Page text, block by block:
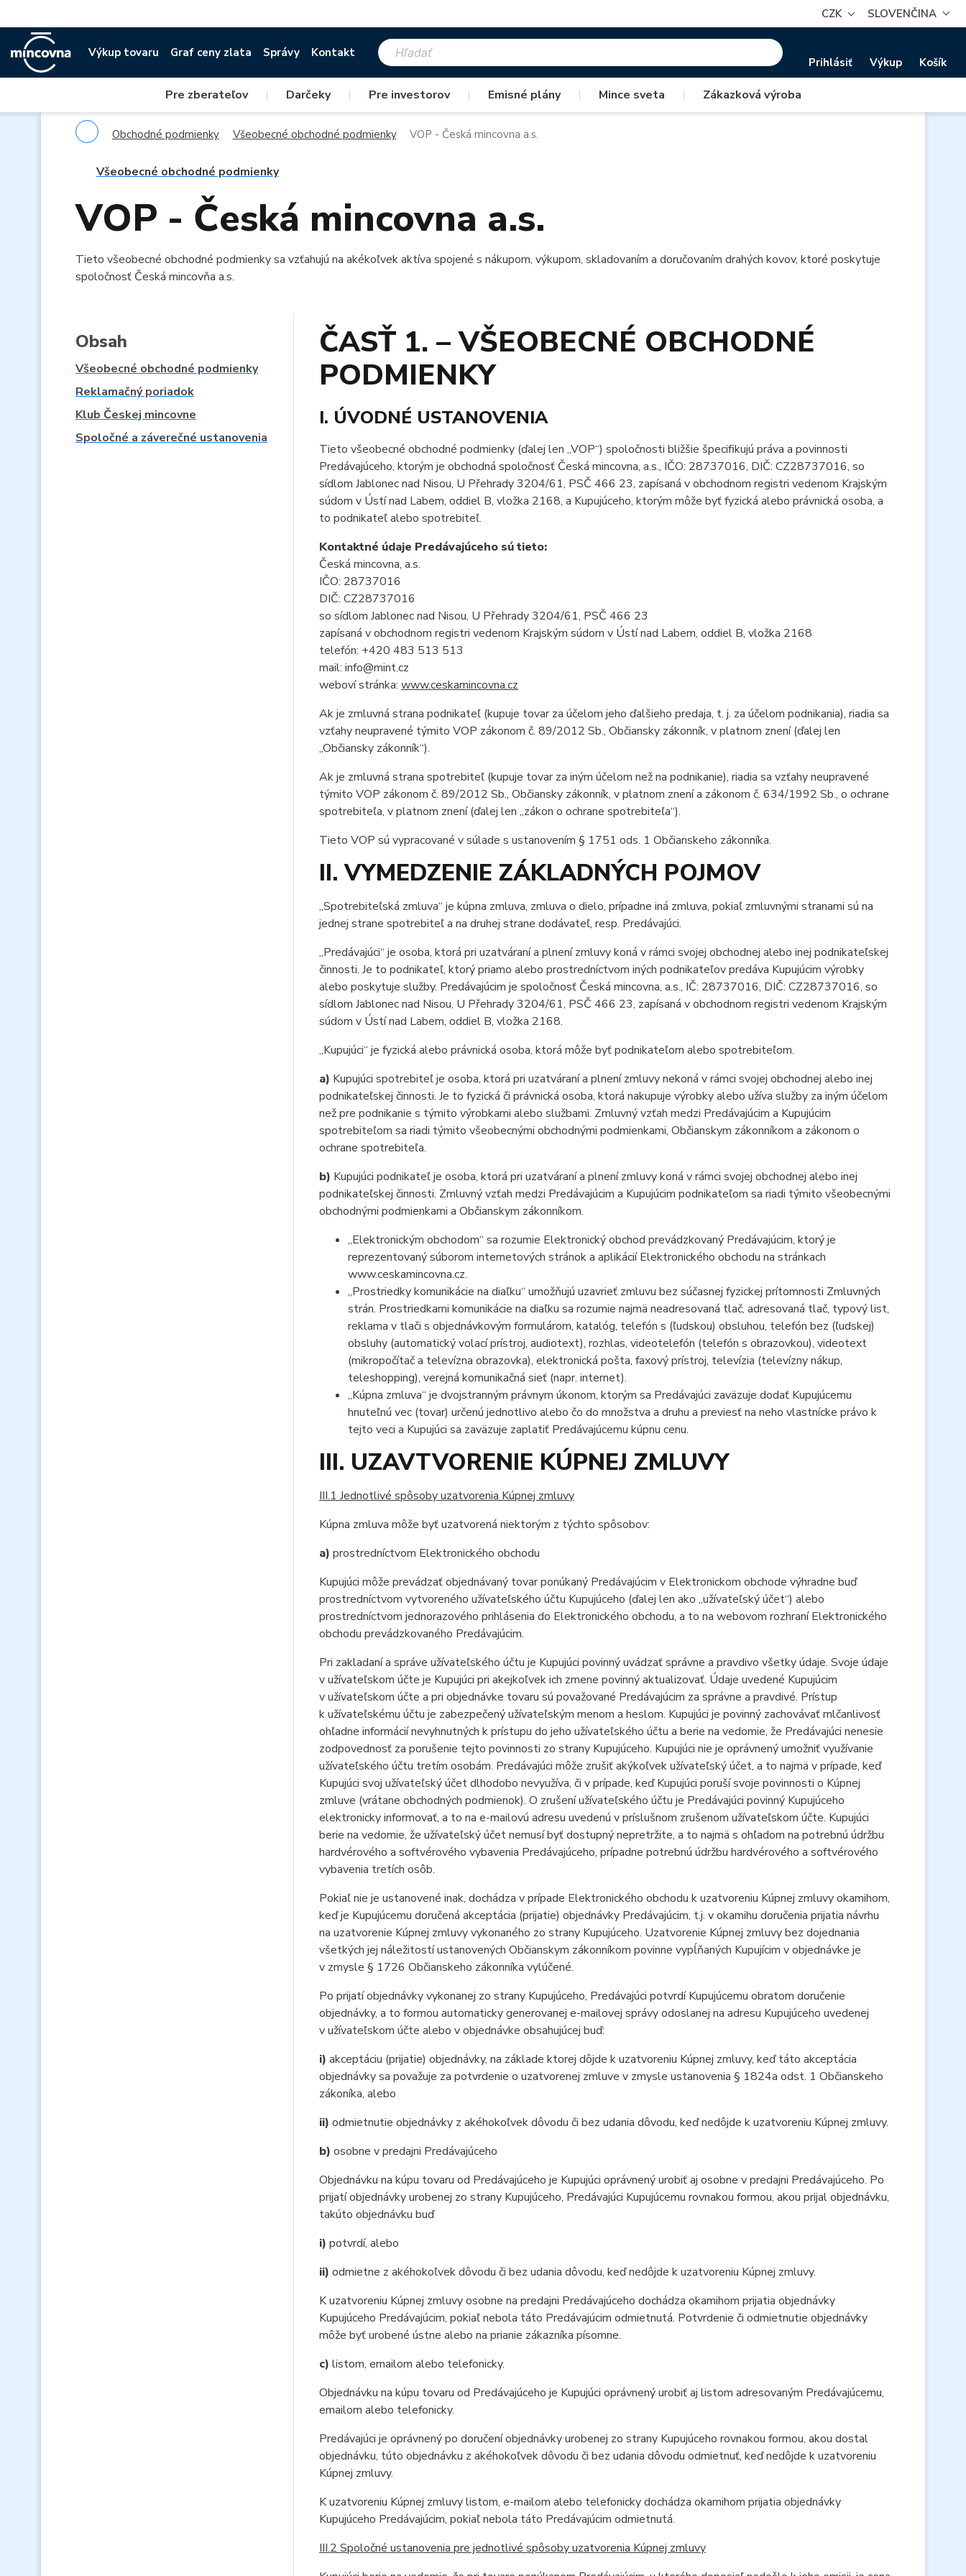
CZK SLOVENČINA
Výkup tovaru Graf ceny zlata Správy Kontakt
Prihlásiť Výkup Košík
Pre zberateľov | Darčeky | Pre investorov | Emisné plány | Mince sveta | Zákazková výroba
Obchodné podmienky Všeobecné obchodné podmienky VOP - Česká mincovna a.s.
Všeobecné obchodné podmienky
VOP - Česká mincovna a.s.
Tieto všeobecné obchodné podmienky sa vzťahujú na akékoľvek aktíva spojené s nákupom, výkupom, skladovaním a doručovaním drahých kovov, ktoré poskytuje
spoločnosť Česká mincovňa a.s.
Obsah
Všeobecné obchodné podmienky
Reklamačný poriadok
Klub Českej mincovne
Spoločné a záverečné ustanovenia
ČASŤ 1. – VŠEOBECNÉ OBCHODNÉ
PODMIENKY
I. ÚVODNÉ USTANOVENIA
Tieto všeobecné obchodné podmienky (ďalej len „VOP“) spoločnosti bližšie špecifikujú práva a povinnosti
Predávajúceho, ktorým je obchodná spoločnosť Česká mincovna, a.s., IČO: 28737016, DIČ: CZ28737016, so
sídlom Jablonec nad Nisou, U Přehrady 3204/61, PSČ 466 23, zapísaná v obchodnom registri vedenom Krajským
súdom v Ústí nad Labem, oddiel B, vložka 2168, a Kupujúceho, ktorým môže byť fyzická alebo právnická osoba, a
to podnikateľ alebo spotrebiteľ.
Kontaktné údaje Predávajúceho sú tieto:
Česká mincovna, a.s.
IČO: 28737016
DIČ: CZ28737016
so sídlom Jablonec nad Nisou, U Přehrady 3204/61, PSČ 466 23
zapísaná v obchodnom registri vedenom Krajským súdom v Ústí nad Labem, oddiel B, vložka 2168
telefón: +420 483 513 513
mail: info@mint.cz
weboví stránka: www.ceskamincovna.cz
Ak je zmluvná strana podnikateľ (kupuje tovar za účelom jeho ďalšieho predaja, t. j. za účelom podnikania), riadia sa
vzťahy neupravené týmito VOP zákonom č. 89/2012 Sb., Občiansky zákonník, v platnom znení (ďalej len
„Občiansky zákonník“).
Ak je zmluvná strana spotrebiteľ (kupuje tovar za iným účelom než na podnikanie), riadia sa vzťahy neupravené
týmito VOP zákonom č. 89/2012 Sb., Občiansky zákonník, v platnom znení a zákonom č. 634/1992 Sb., o ochrane
spotrebiteľa, v platnom znení (ďalej len „zákon o ochrane spotrebiteľa“).
Tieto VOP sú vypracované v súlade s ustanovením § 1751 ods. 1 Občianskeho zákonníka.
II. VYMEDZENIE ZÁKLADNÝCH POJMOV
„Spotrebiteľská zmluva“ je kúpna zmluva, zmluva o dielo, prípadne iná zmluva, pokiaľ zmluvnými stranami sú na
jednej strane spotrebiteľ a na druhej strane dodávateľ, resp. Predávajúci.
„Predávajúci“ je osoba, ktorá pri uzatváraní a plnení zmluvy koná v rámci svojej obchodnej alebo inej podnikateľskej
činnosti. Je to podnikateľ, ktorý priamo alebo prostredníctvom iných podnikateľov predáva Kupujúcim výrobky
alebo poskytuje služby. Predávajúcim je spoločnosť Česká mincovna, a.s., IČ: 28737016, DIČ: CZ28737016, so
sídlom Jablonec nad Nisou, U Přehrady 3204/61, PSČ 466 23, zapísaná v obchodnom registri vedenom Krajským
súdom v Ústí nad Labem, oddiel B, vložka 2168.
„Kupujúci“ je fyzická alebo právnická osoba, ktorá môže byť podnikateľom alebo spotrebiteľom.
a) Kupujúci spotrebiteľ je osoba, ktorá pri uzatváraní a plnení zmluvy nekoná v rámci svojej obchodnej alebo inej
podnikateľskej činnosti. Je to fyzická či právnická osoba, ktorá nakupuje výrobky alebo užíva služby za iným účelom
než pre podnikanie s týmito výrobkami alebo službami. Zmluvný vzťah medzi Predávajúcim a Kupujúcim
spotrebiteľom sa riadi týmito všeobecnými obchodnými podmienkami, Občianskym zákonníkom a zákonom o
ochrane spotrebiteľa.
b) Kupujúci podnikateľ je osoba, ktorá pri uzatváraní a plnení zmluvy koná v rámci svojej obchodnej alebo inej
podnikateľskej činnosti. Zmluvný vzťah medzi Predávajúcim a Kupujúcim podnikateľom sa riadi týmito všeobecnými
obchodnými podmienkami a Občianskym zákonníkom.
„Elektronickým obchodom“ sa rozumie Elektronický obchod prevádzkovaný Predávajúcim, ktorý je
reprezentovaný súborom internetových stránok a aplikácií Elektronického obchodu na stránkach
www.ceskamincovna.cz.
„Prostriedky komunikácie na diaľku“ umožňujú uzavrieť zmluvu bez súčasnej fyzickej prítomnosti Zmluvných
strán. Prostriedkami komunikácie na diaľku sa rozumie najmä neadresovaná tlač, adresovaná tlač, typový list,
reklama v tlači s objednávkovým formulárom, katalóg, telefón s (ľudskou) obsluhou, telefón bez (ľudskej)
obsluhy (automatický volací prístroj, audiotext), rozhlas, videotelefón (telefón s obrazovkou), videotext
(mikropočítač a televízna obrazovka), elektronická pošta, faxový prístroj, televízia (televízny nákup,
teleshopping), verejná komunikačná sieť (napr. internet).
„Kúpna zmluva“ je dvojstranným právnym úkonom, ktorým sa Predávajúci zaväzuje dodať Kupujúcemu
hnuteľnú vec (tovar) určenú jednotlivo alebo čo do množstva a druhu a previesť na neho vlastnícke právo k
tejto veci a Kupujúci sa zaväzuje zaplatiť Predávajúcemu kúpnu cenu.
III. UZAVTVORENIE KÚPNEJ ZMLUVY
III.1 Jednotlivé spôsoby uzatvorenia Kúpnej zmluvy
Kúpna zmluva môže byť uzatvorená niektorým z týchto spôsobov:
a) prostredníctvom Elektronického obchodu
Kupujúci môže prevádzať objednávaný tovar ponúkaný Predávajúcim v Elektronickom obchode výhradne buď
prostredníctvom vytvoreného užívateľského účtu Kupujúceho (ďalej len ako „užívateľský účet“) alebo
prostredníctvom jednorazového prihlásenia do Elektronického obchodu, a to na webovom rozhraní Elektronického
obchodu prevádzkovaného Predávajúcim.
Pri zakladaní a správe užívateľského účtu je Kupujúci povinný uvádzať správne a pravdivo všetky údaje. Svoje údaje
v užívateľskom účte je Kupujúci pri akejkoľvek ich zmene povinný aktualizovať. Údaje uvedené Kupujúcim
v užívateľskom účte a pri objednávke tovaru sú považované Predávajúcim za správne a pravdivé. Prístup
k užívateľskému účtu je zabezpečený užívateľským menom a heslom. Kupujúci je povinný zachovávať mlčanlivosť
ohľadne informácií nevyhnutných k prístupu do jeho užívateľského účtu a berie na vedomie, že Predávajúci nenesie
zodpovednosť za porušenie tejto povinnosti zo strany Kupujúceho. Kupujúci nie je oprávnený umožniť využívanie
užívateľského účtu tretím osobám. Predávajúci môže zrušiť akýkoľvek užívateľský účet, a to najmä v prípade, keď
Kupujúci svoj užívateľský účet dlhodobo nevyužíva, či v prípade, keď Kupujúci poruší svoje povinnosti o Kúpnej
zmluve (vrátane obchodných podmienok). O zrušení užívateľského účtu je Predávajúci povinný Kupujúceho
elektronicky informovať, a to na e-mailovú adresu uvedenú v príslušnom zrušenom užívateľskom účte. Kupujúci
berie na vedomie, že užívateľský účet nemusí byť dostupný nepretržite, a to najmä s ohľadom na potrebnú údržbu
hardvérového a softvérového vybavenia Predávajúceho, prípadne potrebnú údržbu hardvérového a softvérového
vybavenia tretích osôb.
Pokiaľ nie je ustanovené inak, dochádza v prípade Elektronického obchodu k uzatvoreniu Kúpnej zmluvy okamihom,
keď je Kupujúcemu doručená akceptácia (prijatie) objednávky Predávajúcim, t.j. v okamihu doručenia prijatia návrhu
na uzatvorenie Kúpnej zmluvy vykonaného zo strany Kupujúceho. Uzatvorenie Kúpnej zmluvy bez dojednania
všetkých jej náležitostí ustanovených Občianskym zákonníkom povinne vypĺňaných Kupujícim v objednávke je
v zmysle § 1726 Občianskeho zákonníka vylúčené.
Po prijatí objednávky vykonanej zo strany Kupujúceho, Predávajúci potvrdí Kupujúcemu obratom doručenie
objednávky, a to formou automaticky generovanej e-mailovej správy odoslanej na adresu Kupujúceho uvedenej
v užívateľskom účte alebo v objednávke obsahujúcej buď:
i) akceptáciu (prijatie) objednávky, na základe ktorej dôjde k uzatvoreniu Kúpnej zmluvy, keď táto akceptácia
objednávky sa považuje za potvrdenie o uzatvorenej zmluve v zmysle ustanovenia § 1824a odst. 1 Občianskeho
zákoníka, alebo
ii) odmietnutie objednávky z akéhokoľvek dôvodu či bez udania dôvodu, keď nedôjde k uzatvoreniu Kúpnej zmluvy.
b) osobne v predajni Predávajúceho
Objednávku na kúpu tovaru od Predávajúceho je Kupujúci oprávnený urobiť aj osobne v predajni Predávajúceho. Po
prijatí objednávky urobenej zo strany Kupujúceho, Predávajúci Kupujúcemu rovnakou formou, akou prijal objednávku,
takúto objednávku buď
i) potvrdí, alebo
ii) odmietne z akéhokoľvek dôvodu či bez udania dôvodu, keď nedôjde k uzatvoreniu Kúpnej zmluvy.
K uzatvoreniu Kúpnej zmluvy osobne na predajni Predávajúceho dochádza okamihom prijatia objednávky
Kupujúceho Predávajúcim, pokiaľ nebola táto Predávajúcim odmietnutá. Potvrdenie či odmietnutie objednávky
môže byť urobené ústne alebo na prianie zákazníka písomne.
c) listom, emailom alebo telefonicky.
Objednávku na kúpu tovaru od Predávajúceho je Kupujúci oprávnený urobiť aj listom adresovaným Predávajúcemu,
emailom alebo telefonicky.
Predávajúci je oprávnený po doručení objednávky urobenej zo strany Kupujúceho rovnakou formou, akou dostal
objednávku, túto objednávku z akéhokoľvek dôvodu či bez udania dôvodu odmietnuť, keď nedôjde k uzatvoreniu
Kúpnej zmluvy.
K uzatvoreniu Kúpnej zmluvy listom, e-mailom alebo telefonicky dochádza okamihom prijatia objednávky
Kupujúceho Predávajúcim, pokiaľ nebola táto Predávajúcim odmietnutá.
III.2 Spoločné ustanovenia pre jednotlivé spôsoby uzatvorenia Kúpnej zmluvy